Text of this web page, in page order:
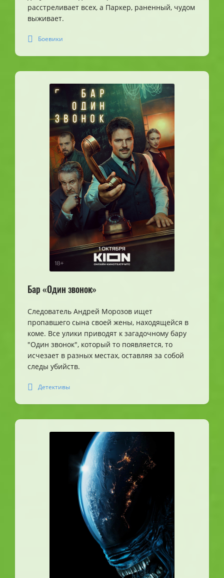
расстреливает всех, а Паркер, раненный, чудом
выживает.
Боевики
Бар «Один звонок»
Следователь Андрей Морозов ищет
пропавшего сына своей жены, находящейся в
коме. Все улики приводят к загадочному бару
"Один звонок", который то появляется, то
исчезает в разных местах, оставляя за собой
следы убийств.
Детективы